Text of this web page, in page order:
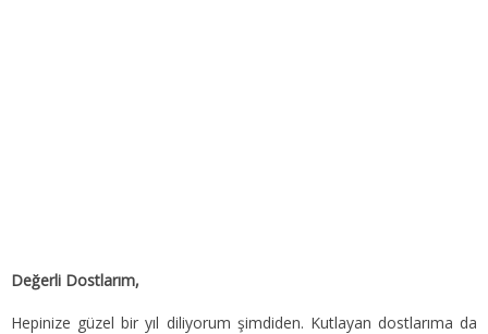
Değerli Dostlarım,
Hepinize güzel bir yıl diliyorum şimdiden. Kutlayan dostlarıma da